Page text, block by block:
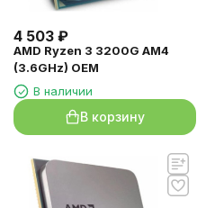
4 503 ₽
AMD Ryzen 3 3200G AM4
(3.6GHz) OEM
В наличии
В корзину